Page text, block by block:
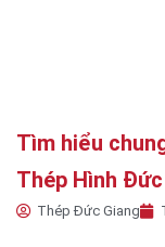
Tìm hiểu
Thép Hình
Thép Đức Giang